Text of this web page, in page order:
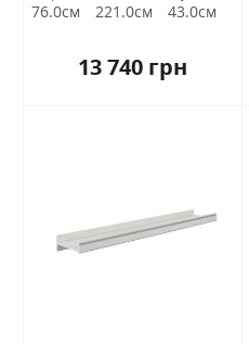
76.0см 221.0см 43.0см
13 740 грн